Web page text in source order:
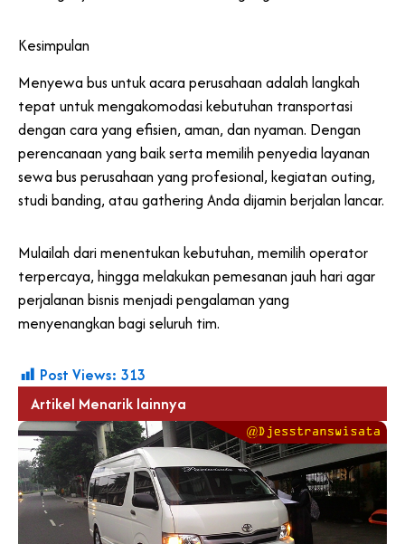
Kesimpulan
Menyewa bus untuk acara perusahaan adalah langkah
tepat untuk mengakomodasi kebutuhan transportasi
dengan cara yang efisien, aman, dan nyaman. Dengan
perencanaan yang baik serta memilih penyedia layanan
sewa bus perusahaan yang profesional, kegiatan outing,
studi banding, atau gathering Anda dijamin berjalan lancar.
Mulailah dari menentukan kebutuhan, memilih operator
terpercaya, hingga melakukan pemesanan jauh hari agar
perjalanan bisnis menjadi pengalaman yang
menyenangkan bagi seluruh tim.
Post Views: 313
Artikel Menarik lainnya